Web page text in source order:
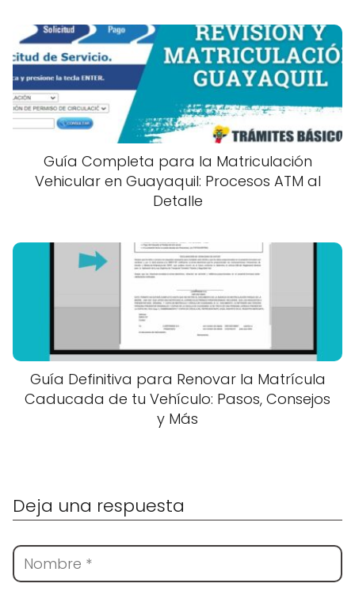
Guía Completa para la Matriculación
Vehicular en Guayaquil: Procesos ATM al
Detalle
Guía Definitiva para Renovar la Matrícula
Caducada de tu Vehículo: Pasos, Consejos
y Más
Deja una respuesta